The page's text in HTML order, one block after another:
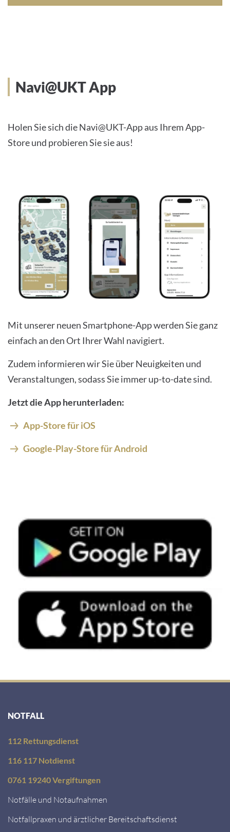
Navi@UKT App
Holen Sie sich die Navi@UKT-App aus Ihrem App-
Store und probieren Sie sie aus!
Mit unserer neuen Smartphone-App werden Sie ganz
einfach an den Ort Ihrer Wahl navigiert.
Zudem informieren wir Sie über Neuigkeiten und
Veranstaltungen, sodass Sie immer up-to-date sind.
Jetzt die App herunterladen:
App-Store für iOS
Google-Play-Store für Android
NOTFALL
112 Rettungsdienst
116 117 Notdienst
0761 19240 Vergiftungen
Notfälle und Notaufnahmen
Notfallpraxen und ärztlicher Bereitschaftsdienst